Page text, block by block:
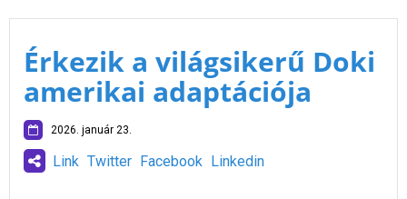
Érkezik a világsikerű Doki
amerikai adaptációja
2026. január 23.
Link Twitter Facebook Linkedin